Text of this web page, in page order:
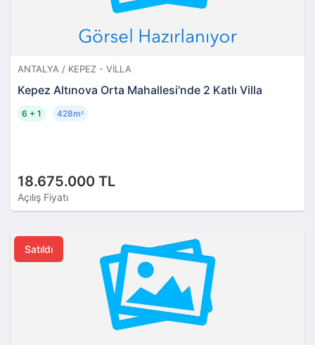
ANTALYA / KEPEZ - VILLA
Kepez Altınova Orta Mahallesi'nde 2 Katlı Villa
18.675.000 TL
Açılış Fiyatı
6 + 1 428m²
Satıldı